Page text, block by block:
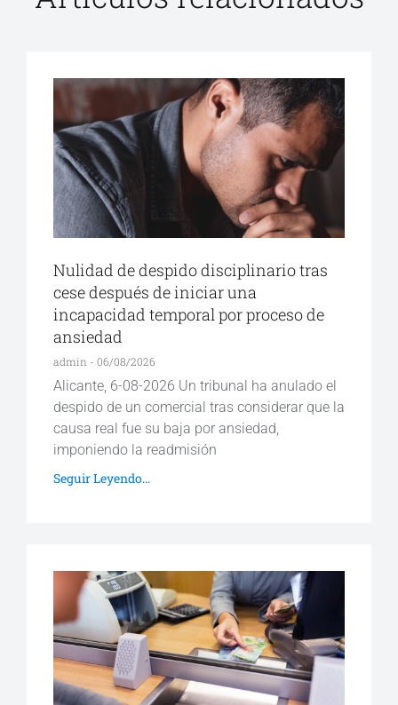
Nulidad de despido disciplinario tras
cese después de iniciar una
incapacidad temporal por proceso de
ansiedad
admin 06/08/2026
Alicante, 6-08-2026 Un tribunal ha anulado el
despido de un comercial tras considerar que la
causa real fue su baja por ansiedad,
imponiendo la readmisión
Seguir Leyendo...